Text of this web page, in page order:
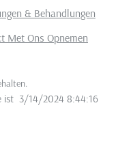
& Behandlungen
Met Ons Opnemen
.
ist 3/14/2024 8:44:16